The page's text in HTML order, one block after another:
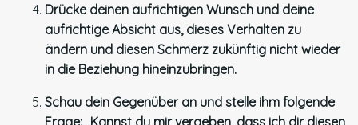
Drücke deinen aufrichtigen Wunsch und deine
aufrichtige Absicht aus, dieses Verhalten zu
ändern und diesen Schmerz zukünftig nicht wieder
in die Beziehung hineinzubringen.
Schau dein Gegenüber an und stelle ihm folgende
Frage: „Kannst du mir vergeben, dass ich dir diesen